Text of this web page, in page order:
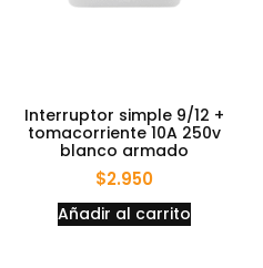
Interruptor simple 9/12 +
tomacorriente 10A 250v
blanco armado
$2.950
Añadir al carrito